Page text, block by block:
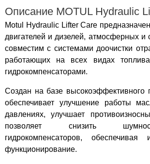
Описание MOTUL Hydraulic
Motul Hydraulic Lifter Care
двигателей и дизелей, атмосферных и
совместим с системами доочистки
работающих на всех видах
гидрокомпенсаторами.
Создан на базе высокоэффективного
обеспечивает улучшение работы
давлениях, улучшает
позволяет снизить
гидрокомпенсаторов, обеспечивая
функционирование.